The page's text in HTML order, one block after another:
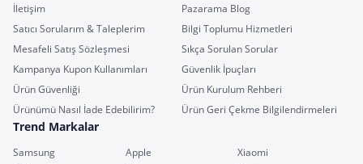
İletişim
Pazarama Blog
Satıcı Sorularım & Taleplerim
Bilgi Toplumu Hizmetleri
Mesafeli Satış Sözleşmesi
Sıkça Sorulan Sorular
Kampanya Kupon Kullanımları
Güvenlik İpuçları
Ürün Güvenliği
Ürün Kurulum Rehberi
Ürünümü Nasıl İade Edebilirim?
Ürün Geri Çekme Bilgilendirmeleri
Trend Markalar
Samsung Apple
Xiaomi